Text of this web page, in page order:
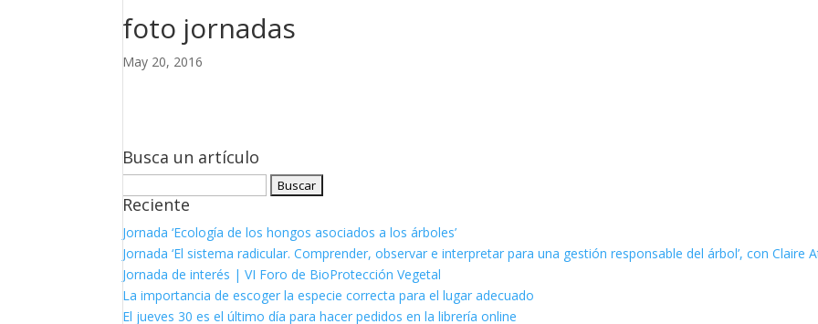
foto jornadas
May 20, 2016
Busca un artículo
Reciente
Jornada ‘Ecología de los hongos asociados a los árboles’
Jornada ‘El sistema radicular. Comprender, observar e interpretar para una gestión responsable del árbol’, con Claire
Jornada de interés | VI Foro de BioProtección Vegetal
La importancia de escoger la especie correcta para el lugar adecuado
El jueves 30 es el último día para hacer pedidos en la librería online